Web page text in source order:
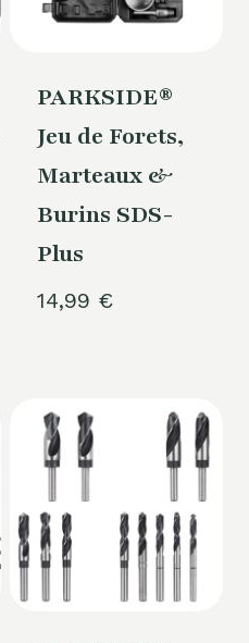
PARKSIDE®
Jeu de Forets,
Marteaux &
Burins SDS-
Plus
14,99 €